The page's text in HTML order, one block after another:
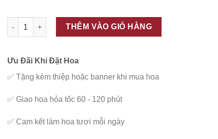
ĐC - V55 số lượng
THÊM VÀO GIỎ HÀNG
Ưu Đãi Khi Đặt Hoa
✅ Tặng kèm thiệp hoặc banner khi mua hoa
✅ Giao hoa hỏa tốc 60 - 120 phút
✅ Cam kết làm hoa tươi mỗi ngày